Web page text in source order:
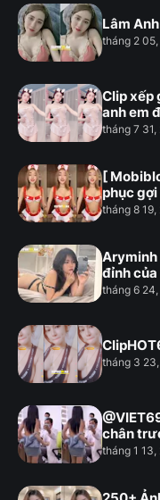
Lâm
tháng 2
Clip xếp
anh em
tháng 7 31,
[
phục
tháng 8 19,
Aryminh
đỉnh
tháng 6
tháng 3
chân
tháng 1 13,